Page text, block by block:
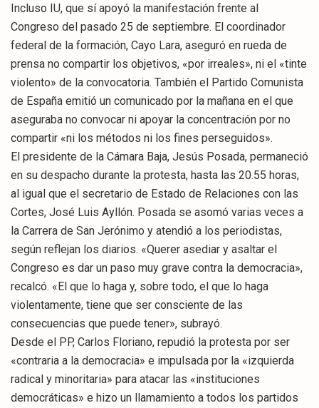
Incluso IU, que sí apoyó la manifestación frente al
Congreso del pasado 25 de septiembre. El coordinador
federal de la formación, Cayo Lara, aseguró en rueda de
prensa no compartir los objetivos, «por irreales», ni el «tinte
violento» de la convocatoria. También el Partido Comunista
de España emitió un comunicado por la mañana en el que
aseguraba no convocar ni apoyar la concentración por no
compartir «ni los métodos ni los fines perseguidos».
El presidente de la Cámara Baja, Jesús Posada, permaneció
en su despacho durante la protesta, hasta las 20.55 horas,
al igual que el secretario de Estado de Relaciones con las
Cortes, José Luis Ayllón. Posada se asomó varias veces a
la Carrera de San Jerónimo y atendió a los periodistas,
según reflejan los diarios. «Querer asediar y asaltar el
Congreso es dar un paso muy grave contra la democracia»,
recalcó. «El que lo haga y, sobre todo, el que lo haga
violentamente, tiene que ser consciente de las
consecuencias que puede tener», subrayó.
Desde el PP, Carlos Floriano, repudió la protesta por ser
«contraria a la democracia» e impulsada por la «izquierda
radical y minoritaria» para atacar las «instituciones
democráticas» e hizo un llamamiento a todos los partidos